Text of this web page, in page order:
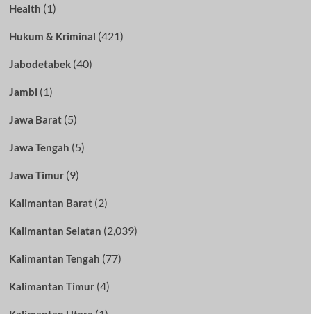
Health (1)
Hukum & Kriminal (421)
Jabodetabek(40)
Jambi (1)
Jawa Barat(5)
Jawa Tengah (5)
Jawa Timur(9)
Kalimantan Barat(2)
Kalimantan Selatan (2,039)
Kalimantan Tengah (77)
Kalimantan Timur(4)